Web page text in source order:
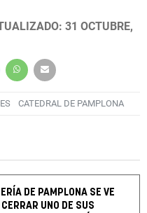
31 OCTUBRE,
CATEDRAL DE PAMPLONA
DE PAMPLONA SE VE
UNO DE SUS